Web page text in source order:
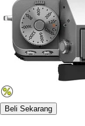
Beli Sekarang